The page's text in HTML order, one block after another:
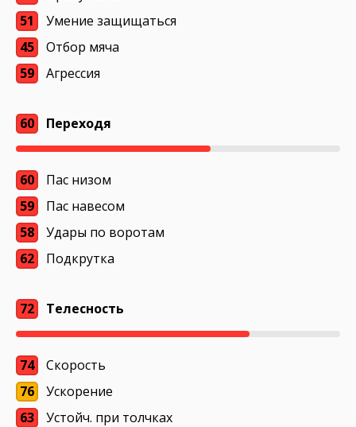
51
Умение защищаться
45
Отбор мяча
59
Агрессия
60 Переходя
60
Пас низом
59
Пас навесом
58
Удары по воротам
62
Подкрутка
72 Телесность
74
Скорость
76
Ускорение
63
Устойч. при толчках